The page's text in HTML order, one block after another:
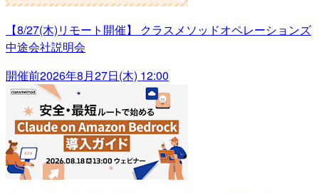
【8/27(木)リモート開催】 クラスメソッドオペレーションズ
中途会社説明会
開催前2026年8月27日(木) 12:00